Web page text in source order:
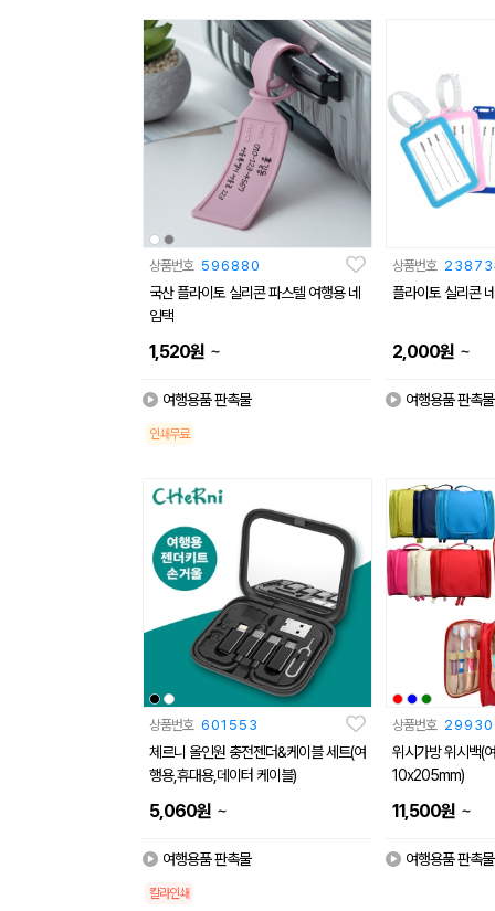
상품번호 596880
국산 플라이토 실리콘 파스텔 여행용 네
임택
1,520원 ~
여행용품 판촉물
인쇄무료
상품번호
플라이토 실리콘
2,000원 ~
여행용품 판촉물
상품번호 601553
체르니 올인원 충전젠더&케이블 세트(여
행용,휴대용,데이터 케이블)
5,060원 ~
여행용품 판촉물
칼라인쇄
상품번호
위시가방 위시백(
10x205mm)
11,500원 ~
여행용품 판촉물